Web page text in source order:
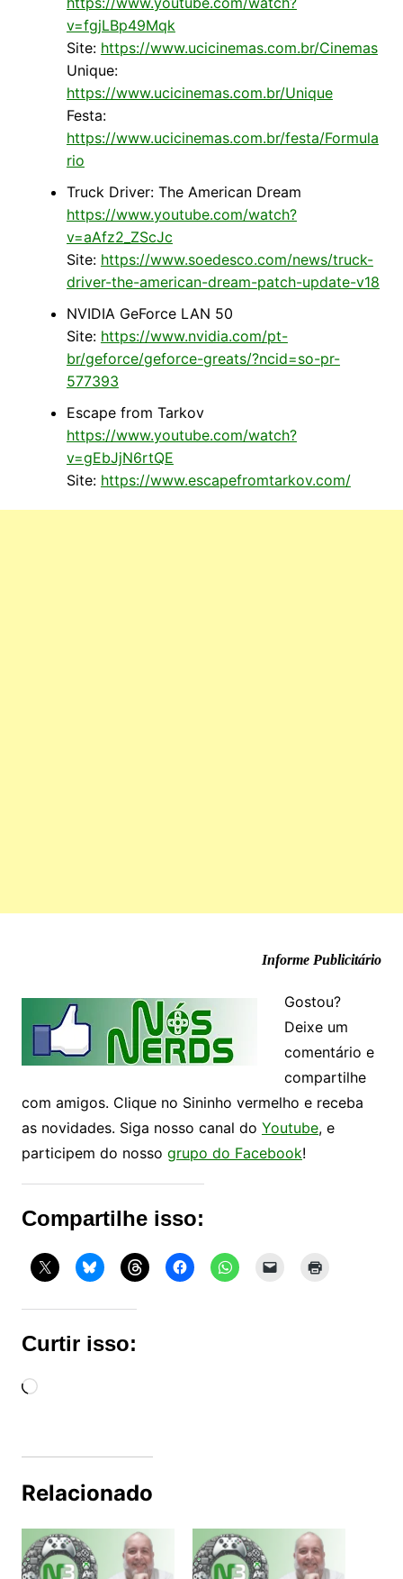
v=fgjLBp49Mqk
Site: https://www.ucicinemas.com.br/Cinemas
Unique:
https://www.ucicinemas.com.br/Unique
Festa:
https://www.ucicinemas.com.br/festa/Formula
rio
Truck Driver: The American Dream
https://www.youtube.com/watch?
v=aAfz2_ZScJc
Site: https://www.soedesco.com/news/truck-
driver-the-american-dream-patch-update-v18
NVIDIA GeForce LAN 50
Site: https://www.nvidia.com/pt-
br/geforce/geforce-greats/?ncid=so-pr-
577393
Escape from Tarkov
https://www.youtube.com/watch?
v=gEbJjN6rtQE
Site: https://www.escapefromtarkov.com/
Informe Publicitário
Gostou?
Deixe um
comentário e
compartilhe
com amigos. Clique no Sininho vermelho e receba
as novidades. Siga nosso canal do Youtube, e
participem do nosso grupo do Facebook!
Compartilhe isso:
Curtir isso:
Carregando...
Relacionado